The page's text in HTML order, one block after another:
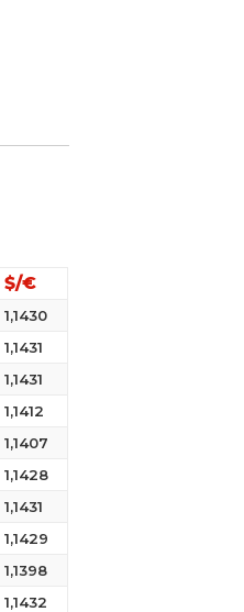
$/€
1,1430
1,1431
1,1431
1,1412
1,1407
1,1428
1,1431
1,1429
1,1398
1,1432